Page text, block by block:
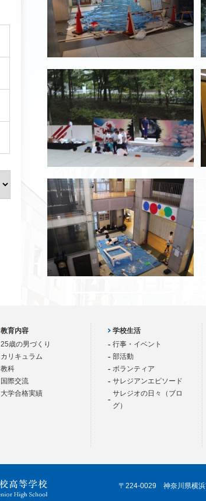
教育内容
25歳の男づくり
カリキュラム
教科
国際交流
大学合格実績
学校生活
行事・イベント
部活動
ボランティア
サレジアンエピソード
サレジオの日々（ブロ
グ）
〒224-0029 神奈川県横浜